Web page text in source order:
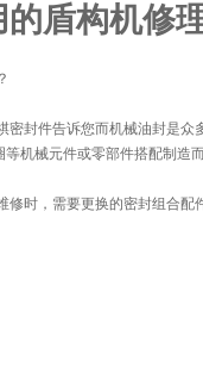
盾构机修
密封件告诉您而机械油封是众
机械元件或零部件搭配制造而
修时，需要更换的密封组合